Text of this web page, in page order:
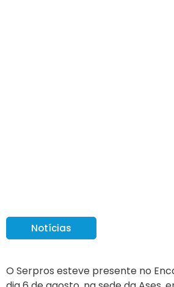
Notícias
O Serpros esteve presente no